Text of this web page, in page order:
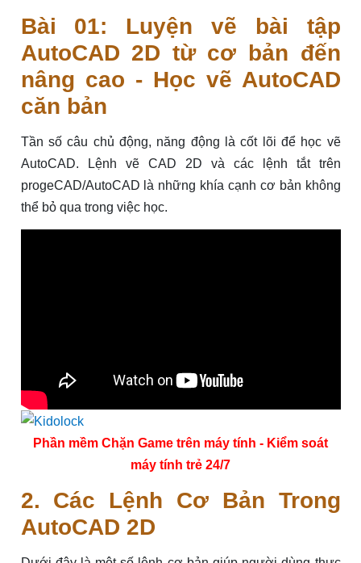
Bài 01: Luyện vẽ bài tập
AutoCAD 2D từ cơ bản đến
nâng cao - Học vẽ AutoCAD
căn bản
Tần số câu chủ động, năng động là cốt lõi để học vẽ
AutoCAD. Lệnh vẽ CAD 2D và các lệnh tắt trên
progeCAD/AutoCAD là những khía cạnh cơ bản không
thể bỏ qua trong việc học.
Phần mềm Chặn Game trên máy tính - Kiểm soát
máy tính trẻ 24/7
2. Các Lệnh Cơ Bản Trong
AutoCAD 2D